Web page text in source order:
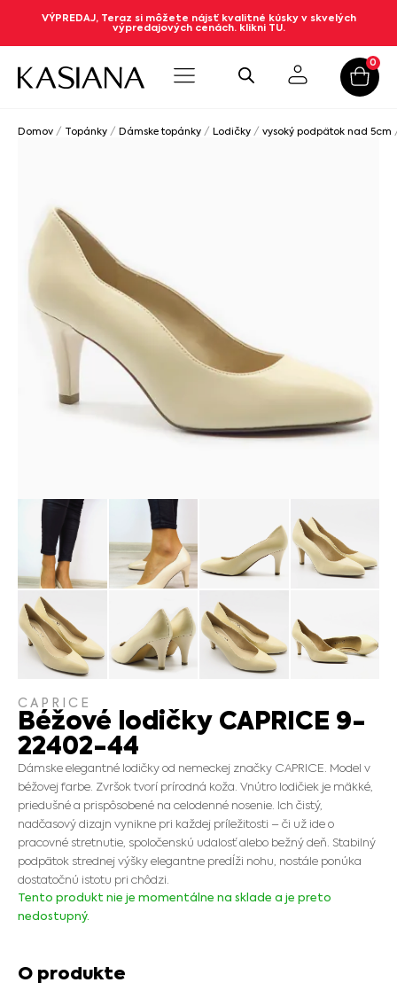
VÝPREDAJ, Teraz si môžete nájsť kvalitné kúsky v skvelých
výpredajových cenách. klikni TU.
0
Domov / Topánky / Dámske topánky / Lodičky / vysoký podpätok nad 5cm
CAPRICE
Béžové lodičky CAPRICE 9-
22402-44
Dámske elegantné lodičky od nemeckej značky CAPRICE. Model v
béžovej farbe. Zvršok tvorí prírodná koža. Vnútro lodičiek je mäkké,
priedušné a prispôsobené na celodenné nosenie. Ich čistý,
nadčasový dizajn vynikne pri každej príležitosti – či už ide o
pracovné stretnutie, spoločenskú udalosť alebo bežný deň. Stabilný
podpätok strednej výšky elegantne predĺži nohu, nostále ponúka
dostatočnú istotu pri chôdzi.
Tento produkt nie je momentálne na sklade a je preto
nedostupný.
O produkte